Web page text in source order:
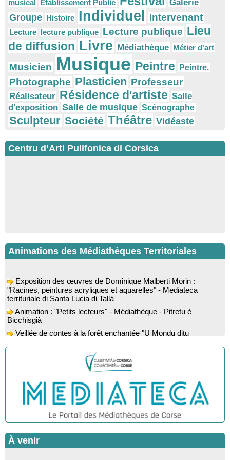
musical Etablissement Public
Galerie
Groupe Histoire Individuel Intervenant
Lecture lecture publique Lecture publique Lieu
de diffusion Livre Médiathèque Métier d'art
Musicien Musique Peintre Peintre.
Photographe Plasticien Professeur
Réalisateur Résidence d'artiste Salle
d'exposition Salle de musique Scénographe
Sculpteur Société Théâtre Vidéaste
Centru d’Arti Pulifonica di Corsica
Animations des Médiathèques Territoriales
"Racines, peintures acryliques et aquarelles" - Mediateca
territuriale di Santa Lucia di Tallà
Bicchisgià
mignuleddu" par la Caravane de Conteurs - Currà
Colloque : "Taravu : terre de patrimoines", Regards sur le
patrimoine religieux, roman, thermal et littéraire - Spaziu Jean-
Marc Fiamma - A Sarra di Farru
Spectacle musical : "Viaghju in Corsica cù Regina & Bruno",
hommage au duo mythique de la chanson corse interprété par
Marie-Elsa Picciocchi (chant), Marc’Antò Belgodere (chant et
gutare) et Jacky Le Menn (claviers) - Salle des fêtes - Cuzzà
Lecture musicale : "Frida par les mots" proposée par la
de la guitare de Mister Mat
! Événement reporté ! Conférence : “Les fouilles de 2025 dans
À venir